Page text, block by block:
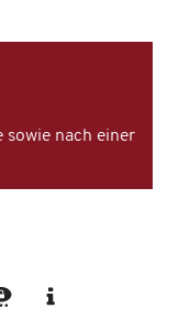
sowie nach einer